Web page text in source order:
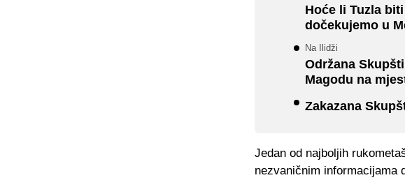
Hoće li Tuzla
dočekujemo u
Na Ilidži
Održana
Magodu na
Zakazana
Jedan od najboljih
nezvaničnim informacijama